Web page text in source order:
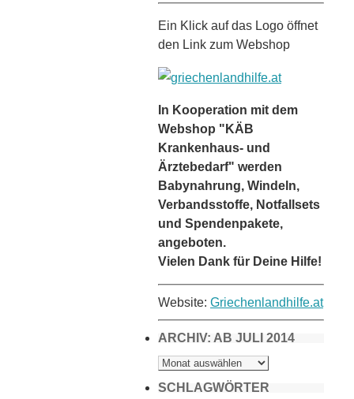
Ein Klick auf das Logo öffnet
den Link zum Webshop
In Kooperation mit dem
Webshop "KÄB
Krankenhaus- und
Ärztebedarf" werden
Babynahrung, Windeln,
Verbandsstoffe, Notfallsets
und Spendenpakete,
angeboten.
Vielen Dank für Deine Hilfe!
Website: Griechenlandhilfe.at
ARCHIV: AB JULI 2014
ARCHIV:
AB
2014
SCHLAGWÖRTER